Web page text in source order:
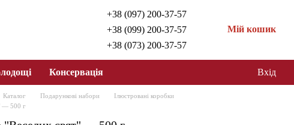
+38 (097) 200-37-57
+38 (099) 200-37-57
+38 (073) 200-37-57
Мій кошик
Консервація Вхід
Каталог Подарункові набори
Ілюстровані коробки
— 500 г